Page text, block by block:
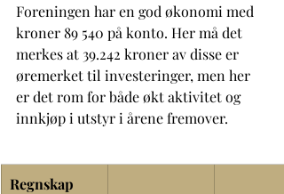
Foreningen har en god økonomi med
kroner 89 540 på konto. Her må det
merkes at 39.242 kroner av disse er
øremerket til investeringer, men her
er det rom for både økt aktivitet og
innkjøp i utstyr i årene fremover.
Regnskap